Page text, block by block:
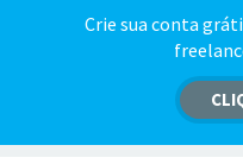
Crie sua conta